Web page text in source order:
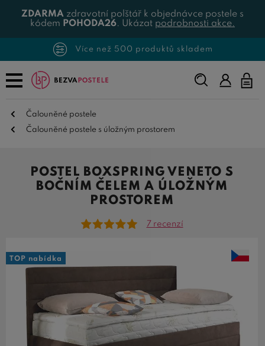
ZDARMA zdravotní polštář k objednávce postele s
kódem POHODA26. Ukázat podrobnosti akce.
Více než 500 produktů skladem
Napište,
co
Čalouněné postele
Čalouněné postele s úložným prostorem
POSTEL BOXSPRING VENETO S
BOČNÍM ČELEM A ÚLOŽNÝM
PROSTOREM
7 recenzí
TOP nabídka